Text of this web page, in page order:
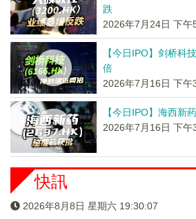
跌
2026年7月24日 下午
【今日IPO】剑桥科
倍
2026年7月16日 下午
【今日IPO】海西新
2026年7月16日 下午
快訊
2026年8月8日 星期六 19:30:07